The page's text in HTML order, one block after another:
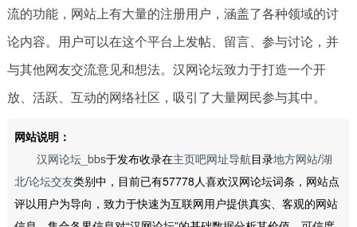
流的功能，网站上有大量的注册用户，涵盖了各种领域的讨
论内容。用户可以在这个平台上发帖、留言、参与讨论，并
与其他网友交流意见和想法。汉网论坛致力于打造一个开
放、活跃、互动的网络社区，吸引了大量网民参与其中。
网站说明：
汉网论坛_bbs于发布收录在主页吧网址导航目录地方网站/湖
北/论坛交友类别中，目前已有57778人喜欢汉网论坛词条，网站点
评以用户为导向，致力于快速为互联网用户提供真实、客观的网站